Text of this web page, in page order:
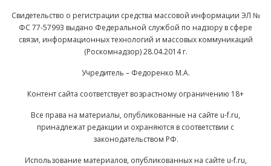
Свидетельство о регистрации средства массовой информации ЭЛ №
ФС 77-57993 выдано Федеральной службой по надзору в сфере
связи, информационных технологий и массовых коммуникаций
(Роскомнадзор) 28.04.2014 г.
Учредитель – Федоренко М.А.
Контент сайта соответствует возрастному ограничению 18+
Все права на материалы, опубликованные на сайте u-f.ru,
принадлежат редакции и охраняются в соответствии с
законодательством РФ.
Использование материалов, опубликованных на сайте u-f.ru,